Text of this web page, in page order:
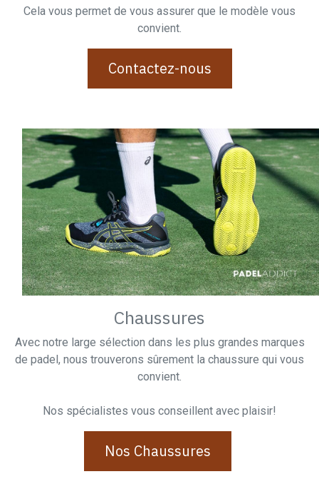
Cela vous permet de vous assurer que le modèle vous
convient.
Contactez-nous
Chaussures
Avec notre large sélection dans les plus grandes marques
de padel, nous trouverons sûrement la chaussure qui vous
convient.
Nos spécialistes vous conseillent avec plaisir!
Nos Chaussures